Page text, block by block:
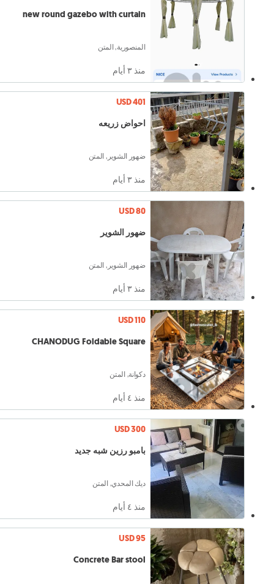
new round gazebo with curtain
المنصورية, المتن
منذ ٣ أيام
USD 401
احواض زريعه
ضهور الشوير, المتن
منذ ٣ أيام
USD 80
ضهور الشوير
ضهور الشوير, المتن
منذ ٣ أيام
USD 110
CHANODUG Foldable Square
دكوانة, المتن
منذ ٤ أيام
USD 300
بامبو رزين شبه جديد
ديك المحدي, المتن
منذ ٤ أيام
USD 95
Concrete Bar stool